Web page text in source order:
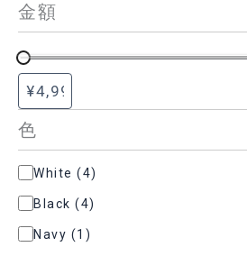
金額
色
色White (4)
Black (4)
Navy (1 )